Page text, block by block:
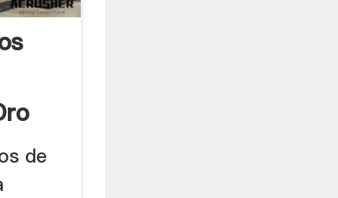
de